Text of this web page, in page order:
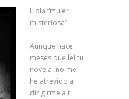
Hola “mujer
misteriosa”
Aunque hace
meses que leí tu
novela, no me
he atrevido a
dirigirme a ti